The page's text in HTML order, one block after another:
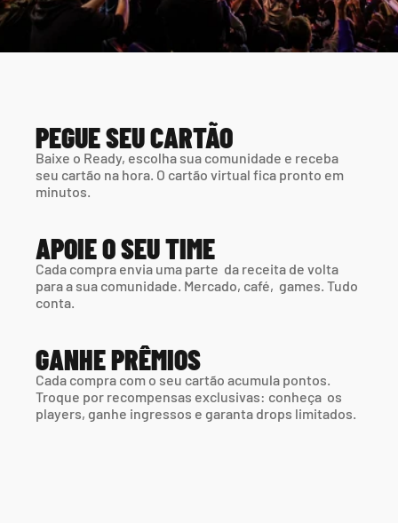
PEGUE SEU CARTÃO
Baixe o Ready, escolha sua comunidade e receba
seu cartão na hora. O cartão virtual fica pronto em
minutos.
APOIE O SEU TIME
Cada compra envia uma parte  da receita de volta
para a sua comunidade. Mercado, café,  games. Tudo
conta.
GANHE PRÊMIOS
Cada compra com o seu cartão acumula pontos.
Troque por recompensas exclusivas: conheça  os
players, ganhe ingressos e garanta drops limitados.